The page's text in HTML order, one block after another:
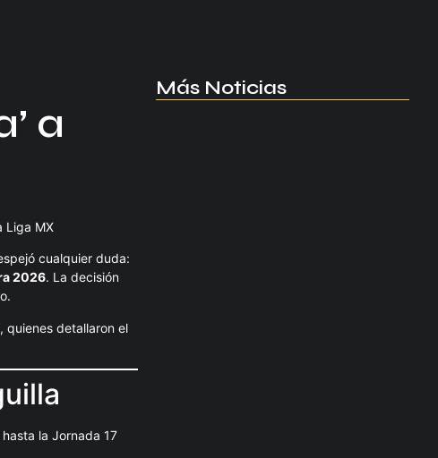
a
Liga MX
cualquier duda:
2026. La decisión
quienes detallaron el
la Jornada 17
Más Noticias